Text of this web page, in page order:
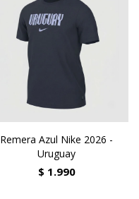
Remera Azul Nike 2026 -
Uruguay
$ 1.990